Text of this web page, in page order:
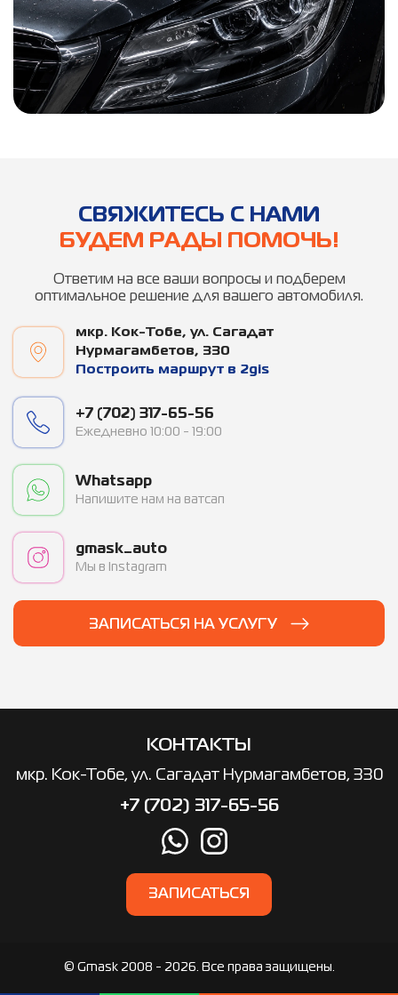
CВЯЖИТЕСЬ С НАМИ
БУДЕМ РАДЫ ПОМОЧЬ!
Ответим на все ваши вопросы и подберем
оптимальное решение для вашего автомобиля.
мкр. ​Кок-Тобе, ул. Сагадат
Нурмагамбетов, 330
Построить маршрут в 2gis
+7 (702) 317-65-56
Ежедневно 10:00 - 19:00
Whatsapp
Напишите нам на ватсап
gmask_auto
Мы в Instagram
ЗАПИСАТЬСЯ НА УСЛУГУ
КОНТАКТЫ
мкр. ​Кок-Тобе, ул. Сагадат Нурмагамбетов, 330
+7 (702) 317-65-56
ЗАПИСАТЬСЯ
© Gmask 2008 - 2026. Все права защищены.